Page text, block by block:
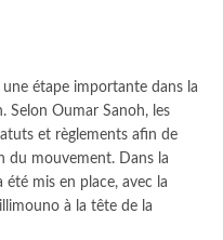
étape importante dans la
Selon Oumar Sanoh, les
et règlements afin de
du mouvement. Dans la
mis en place, avec la
à la tête de la